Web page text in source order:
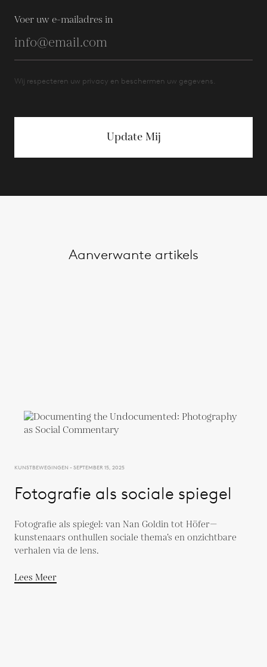
Voer uw e-mailadres in
Wij respecteren uw privacy en beschermen uw gegevens.
Update Mij
Aanverwante artikels
KUNSTBEWEGINGEN - SEPTEMBER 15, 2025
Fotografie als sociale spiegel
Fotografie als spiegel: van Nan Goldin tot Höfer—
kunstenaars onthullen sociale thema’s en onzichtbare
verhalen via de lens.
Lees Meer